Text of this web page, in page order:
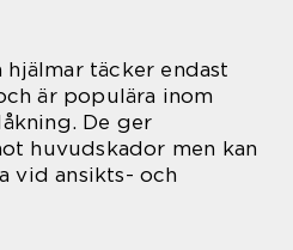
hjälmar täcker endast
är populära inom
De ger
huvudskador men kan
vid ansikts- och